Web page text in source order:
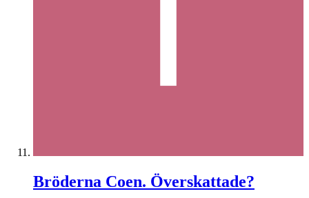
Bröderna Coen. Överskattade?